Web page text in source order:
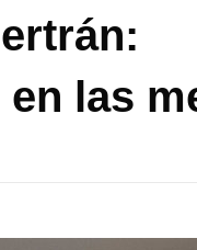
en las